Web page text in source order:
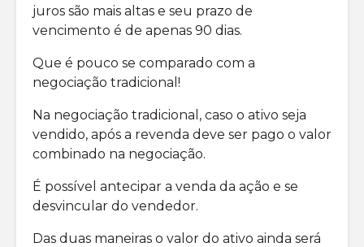
juros são mais altas e seu prazo de
vencimento é de apenas 90 dias.
Que é pouco se comparado com a
negociação tradicional!
Na negociação tradicional, caso o ativo seja
vendido, após a revenda deve ser pago o valor
combinado na negociação.
É possível antecipar a venda da ação e se
desvincular do vendedor.
Das duas maneiras o valor do ativo ainda será